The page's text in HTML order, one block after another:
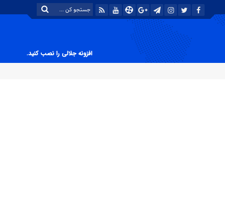
افزونه جلالی را نصب کنید.